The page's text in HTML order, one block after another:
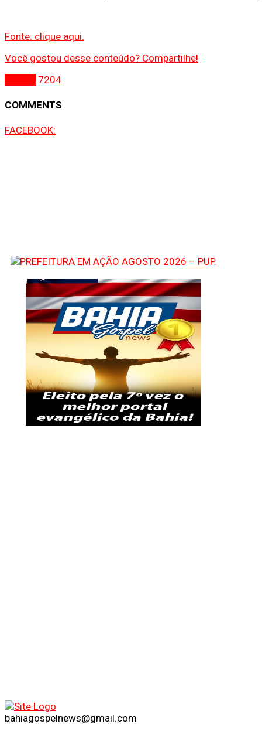
Fonte: clique aqui.
Você gostou desse conteúdo? Compartilhe!
7204
COMMENTS
FACEBOOK:
bahiagospelnews@gmail.com